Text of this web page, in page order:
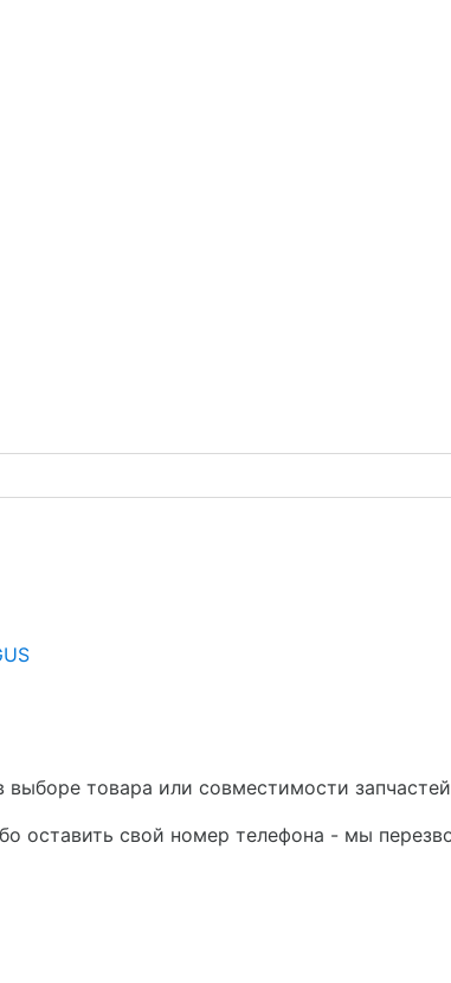
товара или совместимости
оставить свой номер телефона - мы